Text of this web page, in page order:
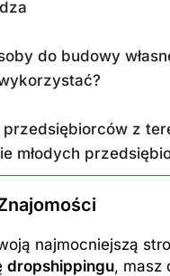
do budowy
przedsiębiorców z
młodych
najmocniejszą
dropshippingu, masz
striptizer: poznaj
striptizera